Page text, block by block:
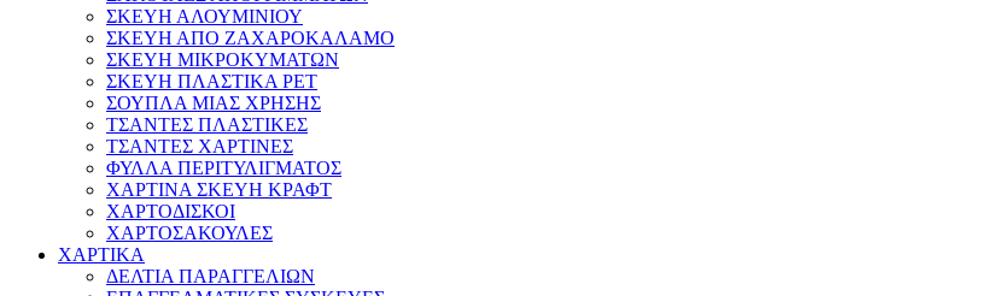
ΣΚΕΥΗ ΑΛΟΥΜΙΝΙΟΥ
ΣΚΕΥΗ ΑΠΟ ΖΑΧΑΡΟΚΑΛΑΜΟ
ΣΚΕΥΗ ΜΙΚΡΟΚΥΜΑΤΩΝ
ΣΚΕΥΗ ΠΛΑΣΤΙΚΑ PET
ΣΟΥΠΛΑ ΜΙΑΣ ΧΡΗΣΗΣ
ΤΣΑΝΤΕΣ ΠΛΑΣΤΙΚΕΣ
ΤΣΑΝΤΕΣ ΧΑΡΤΙΝΕΣ
ΦΥΛΛΑ ΠΕΡΙΤΥΛΙΓΜΑΤΟΣ
ΧΑΡΤΙΝΑ ΣΚΕΥΗ ΚΡΑΦΤ
ΧΑΡΤΟΔΙΣΚΟΙ
ΧΑΡΤΟΣΑΚΟΥΛΕΣ
ΧΑΡΤΙΚΑ
ΔΕΛΤΙΑ ΠΑΡΑΓΓΕΛΙΩΝ